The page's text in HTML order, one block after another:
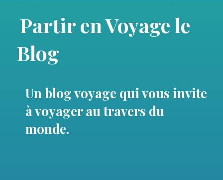
Partir en Voyage le
Blog
Un blog voyage qui vous invite
à voyager au travers du
monde.